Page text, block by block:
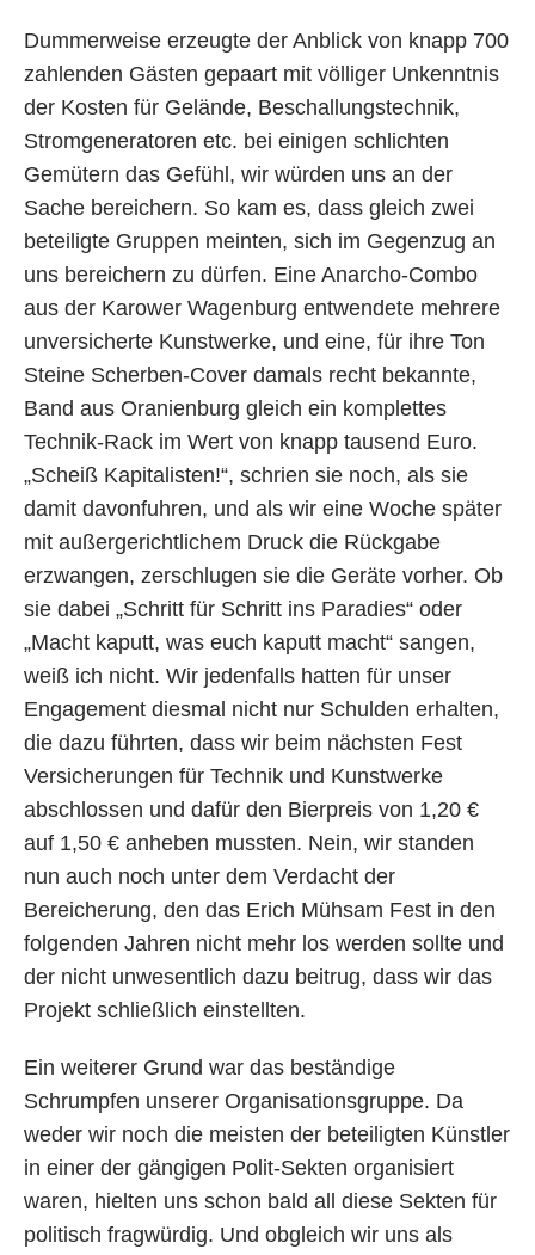
Dummerweise erzeugte der Anblick von knapp 700
zahlenden Gästen gepaart mit völliger Unkenntnis
der Kosten für Gelände, Beschallungstechnik,
Stromgeneratoren etc. bei einigen schlichten
Gemütern das Gefühl, wir würden uns an der
Sache bereichern. So kam es, dass gleich zwei
beteiligte Gruppen meinten, sich im Gegenzug an
uns bereichern zu dürfen. Eine Anarcho-Combo
aus der Karower Wagenburg entwendete mehrere
unversicherte Kunstwerke, und eine, für ihre Ton
Steine Scherben-Cover damals recht bekannte,
Band aus Oranienburg gleich ein komplettes
Technik-Rack im Wert von knapp tausend Euro.
„Scheiß Kapitalisten!“, schrien sie noch, als sie
damit davonfuhren, und als wir eine Woche später
mit außergerichtlichem Druck die Rückgabe
erzwangen, zerschlugen sie die Geräte vorher. Ob
sie dabei „Schritt für Schritt ins Paradies“ oder
„Macht kaputt, was euch kaputt macht“ sangen,
weiß ich nicht. Wir jedenfalls hatten für unser
Engagement diesmal nicht nur Schulden erhalten,
die dazu führten, dass wir beim nächsten Fest
Versicherungen für Technik und Kunstwerke
abschlossen und dafür den Bierpreis von 1,20 €
auf 1,50 € anheben mussten. Nein, wir standen
nun auch noch unter dem Verdacht der
Bereicherung, den das Erich Mühsam Fest in den
folgenden Jahren nicht mehr los werden sollte und
der nicht unwesentlich dazu beitrug, dass wir das
Projekt schließlich einstellten.
Ein weiterer Grund war das beständige
Schrumpfen unserer Organisationsgruppe. Da
weder wir noch die meisten der beteiligten Künstler
in einer der gängigen Polit-Sekten organisiert
waren, hielten uns schon bald all diese Sekten für
politisch fragwürdig. Und obgleich wir uns als